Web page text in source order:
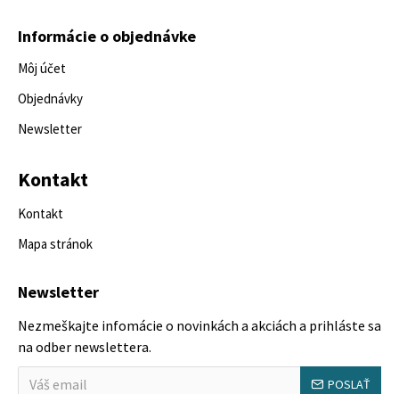
Informácie o objednávke
Môj účet
Objednávky
Newsletter
Kontakt
Kontakt
Mapa stránok
Newsletter
Nezmeškajte infomácie o novinkách a akciách a prihláste sa
na odber newslettera.
POSLAŤ